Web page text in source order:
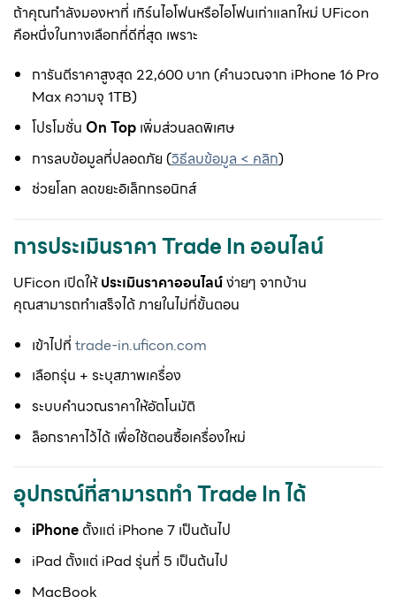
ถ้าคุณกำลังมองหาที่ เทิร์นไอโฟนหรือไอโฟนเก่าแลกใหม่ UFicon
คือหนึ่งในทางเลือกที่ดีที่สุด เพราะ
การันตีราคาสูงสุด 22,600 บาท (คำนวณจาก iPhone 16 Pro
Max ความจุ 1TB)
โปรโมชั่น On Topเพิ่มส่วนลดพิเศษ
การลบข้อมูลที่ปลอดภัย (วิธีลบข้อมูล < คลิก)
ช่วยโลก ลดขยะอิเล็กทรอนิกส์
การประเมินราคา Trade In ออนไลน์
UFicon เปิดให้ประเมินราคาออนไลน์ง่ายๆ จากบ้าน
คุณสามารถทำเสร็จได้ ภายในไม่กี่ขั้นตอน
เข้าไปที่ trade-in.uficon.com
เลือกรุ่น + ระบุสภาพเครื่อง
ระบบคำนวณราคาให้อัตโนมัติ
ล็อกราคาไว้ได้ เพื่อใช้ตอนซื้อเครื่องใหม่
อุปกรณ์ที่สามารถทำ Trade In ได้
iPhone ตั้งแต่ iPhone 7 เป็นต้นไป
iPad ตั้งแต่ iPad รุ่นที่ 5 เป็นต้นไป
MacBook